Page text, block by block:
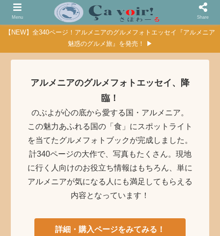
【NEW】全340ページ！アルメニアのグルメフォトエッセイ『アルメニア
魅惑のグルメ旅』を発売！ ▶
アルメニアのグルメフォトエッセイ、降
臨！
のぶよが心の底から愛する国・アルメニア。
この魅力あふれる国の「食」にスポットライト
を当てたグルメフォトブックが完成しました。
計340ページの大作で、写真もたくさん。現地
に行く人向けのお役立ち情報はもちろん、単に
アルメニアが気になる人にも満足してもらえる
内容となっています！
詳細・購入ページをみてみる！
Menu Share